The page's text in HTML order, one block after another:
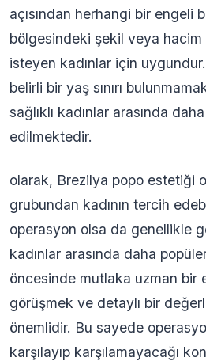
açısından herhangi bir engeli
bölgesindeki şekil veya
isteyen kadınlar için
belirli bir yaş sınırı
sağlıklı kadınlar arasında
edilmektedir.
olarak, Brezilya popo estetiği
grubundan kadının tercih
operasyon olsa da genellikle
kadınlar arasında daha
öncesinde mutlaka uzman bir
görüşmek ve detaylı bir
önemlidir. Bu sayede
karşılayıp karşılamayacağı